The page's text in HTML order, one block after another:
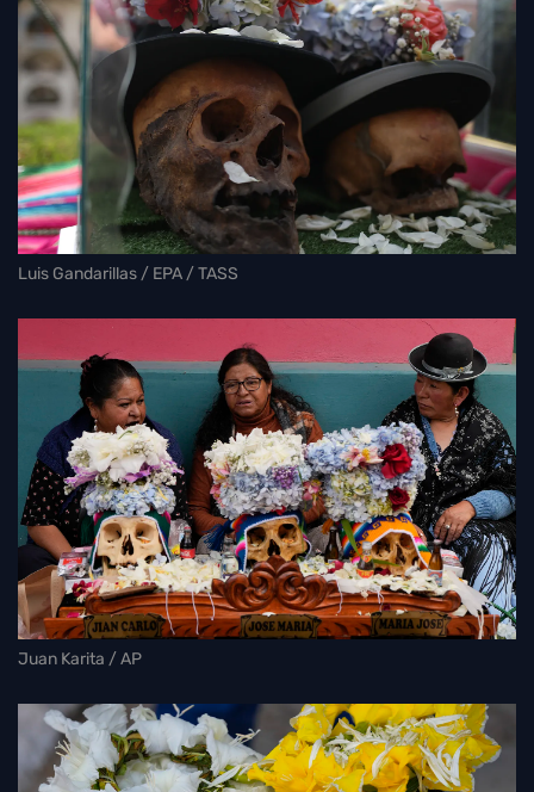
Luis Gandarillas / EPA / TASS
Juan Karita / AP